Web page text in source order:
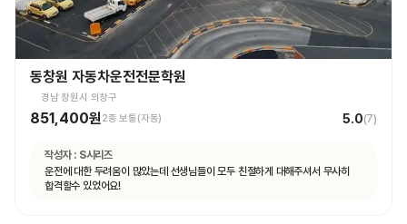
동창원 자동차운전전문학원
경남 창원시 의창구
851,400원 2종 보통(자동) 5.0(7)
작성자 : S시리즈
운전에 대한 두려움이 많았는데 선생님들이 모두 친절하게 대해주셔서 무사히
합격할수 있었어요!